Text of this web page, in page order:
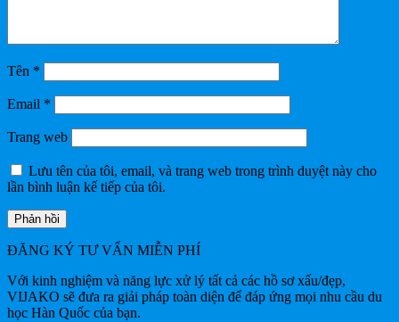
Tên *
Email *
Trang web
Lưu tên của tôi, email, và trang web trong trình duyệt này cho
lần bình luận kế tiếp của tôi.
ĐĂNG KÝ TƯ VẤN MIỄN PHÍ
Với kinh nghiệm và năng lực xử lý tất cả các hồ sơ xấu/đẹp,
VIJAKO sẽ đưa ra giải pháp toàn diện để đáp ứng mọi nhu cầu du
học Hàn Quốc của bạn.